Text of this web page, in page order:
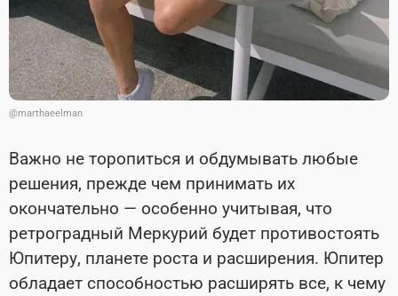
@marthaeelman
Важно не торопиться и обдумывать любые
решения, прежде чем принимать их
окончательно — особенно учитывая, что
ретроградный Меркурий будет противостоять
Юпитеру, планете роста и расширения. Юпитер
обладает способностью расширять все, к чему